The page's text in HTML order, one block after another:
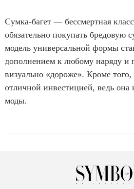
Сумка-багет — бессмертная
обязательно покупать бредовую
модель универсальной формы
дополнением к любому наряду и
визуально «дороже». Кроме того,
отличной инвестицией, ведь она
моды.